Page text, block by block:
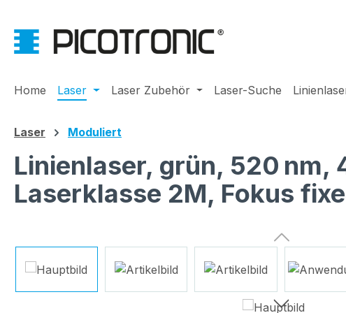
Home Laser Laser Zubehör Laser-Suche
Laser Moduliert
Linienlaser, grün, 520 nm,
Laserklasse 2M, Fokus